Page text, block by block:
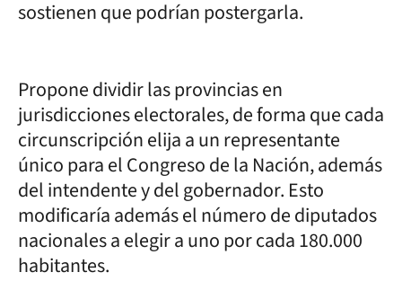
sostienen que podrían postergarla.
Propone dividir las provincias en
jurisdicciones electorales, de forma que cada
circunscripción elija a un representante
único para el Congreso de la Nación, además
del intendente y del gobernador. Esto
modificaría además el número de diputados
nacionales a elegir a uno por cada 180.000
habitantes.